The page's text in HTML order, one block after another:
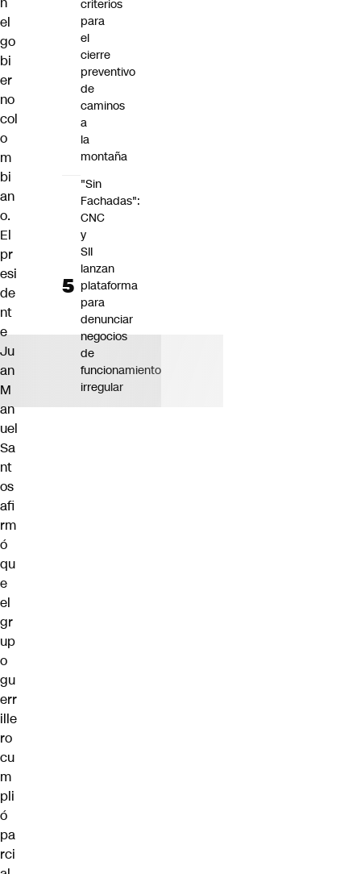
el
go
bi
er
no
col
o
m
bi
an
o.
El
pr
esi
de
nt
e
Ju
an
M
an
uel
Sa
nt
os
afi
rm
ó
qu
e
el
gr
up
o
gu
err
ille
ro
cu
m
pli
ó
pa
rci
criterios
para
el
cierre
preventivo
de
caminos
a
la
montaña
"Sin
Fachadas":
CNC
y
SII
lanzan
plataforma
para
denunciar
negocios
de
funcionamiento
irregular